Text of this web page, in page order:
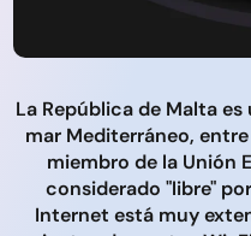
La República de Malta
mar Mediterráneo,
miembro de la Unión
considerado "libre"
Internet está muy